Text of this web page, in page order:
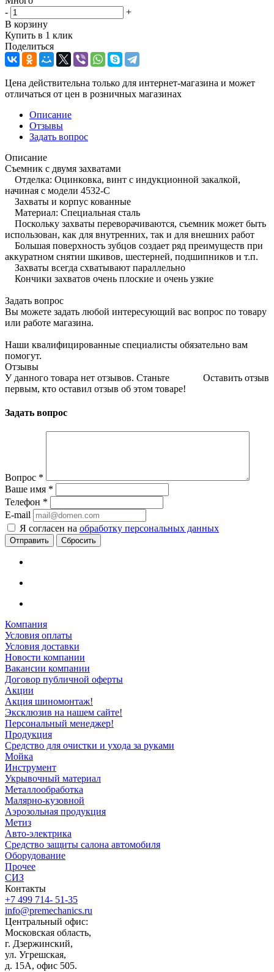
-
+
В корзину
Купить в 1 клик
Поделиться
Цена действительна только для интернет-магазина и может
отличаться от цен в розничных магазинах
Описание
Отзывы
Задать вопрос
Описание
Съемник с двумя захватами
Отделка: Оцинковка, винт с индукционной закалкой,
начиная с модели 4532-C
Захваты и корпус кованные
Maтериал: Специальная сталь
Поскольку захваты переворачиваются, съемник может быть
использован, как для внутренних, так и для внешних работ
Большая поверхность зубцов создает ряд преимуществ при
аккуратном снятии шкивов, шестерней, подшипников и т.п.
Захваты всегда схватывают параллельно
Кончики захватов очень плоские и очень узкие
Задать вопрос
Вы можете задать любой интересующий вас вопрос по товару
или работе магазина.
Наши квалифицированные специалисты обязательно вам
помогут.
Отзывы
Оставить отзыв
У данного товара нет отзывов. Станьте
первым, кто оставил отзыв об этом товаре!
Задать вопрос
Вопрос *
Ваше имя *
Телефон *
E-mail
Я согласен на обработку персональных данных
Сбросить
Компания
Условия оплаты
Условия доставки
Новости компании
Вакансии компании
Договор публичной оферты
Акции
Акция шиномонтаж!
Эксклюзив на нашем сайте!
Персональный менеджер!
Продукция
Средство для очистки и ухода за руками
Мойка
Инструмент
Укрывочный материал
Металлообработка
Малярно-кузовной
Аэрозольная продукция
Метиз
Авто-электрика
Средство защиты салона автомобиля
Оборудование
Прочее
СИЗ
Контакты
+7 499 714- 51-35
info@premechanics.ru
Центральный офис:
Московская область,
г. Дзержинский,
ул. Угрешская,
д. 15А, офис 505.